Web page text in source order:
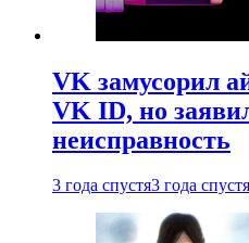
VK замусорил
VK ID, но
неисправность
3 года спустя3 года спустя